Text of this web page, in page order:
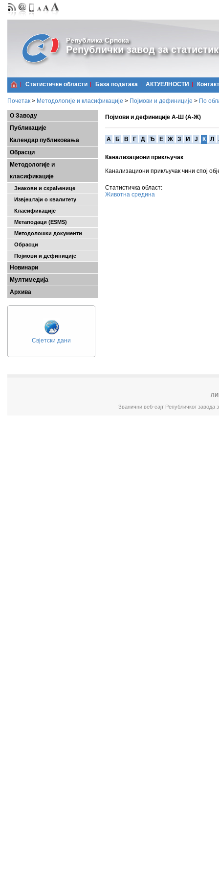
Република Српска
Републички завод за
Статистичке области Базa података АКТУЕЛНОСТИ Контакт
Почетак > Методологије и класификације > Појмови и дефиниције > По
О Заводу
Публикације
Календар публиковања
Обрасци
Методологије и
класификације
Знакови и скраћенице
Извјештаји о квалитету
Класификације
Метаподаци (ESMS)
Методолошки документи
Обрасци
Појмови и дефиниције
Новинари
Мултимедија
Архива
Свјетски дани
Појмови и дефиниције А-Ш (А-Ж)
A Б В Г Д Ђ Е Ж З И Ј К Л
Канализациони прикључак
Канализациони прикључак чини спој
Статистичка област:
Животна средина
Званични веб-сајт Републичког